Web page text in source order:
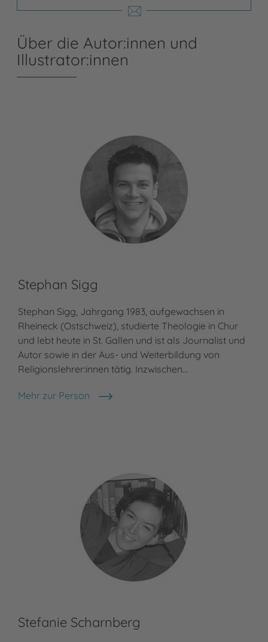
Über die Autor:innen und
Illustrator:innen
Stephan Sigg
Stephan Sigg, Jahrgang 1983, aufgewachsen in
Rheineck (Ostschweiz), studierte Theologie in Chur
und lebt heute in St. Gallen und ist als Journalist und
Autor sowie in der Aus- und Weiterbildung von
Religionslehrer:innen tätig. Inzwischen…
Mehr zur Person
Stephan Sigg
Stefanie Scharnberg